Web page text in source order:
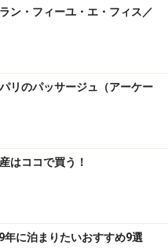
ロケ地が多く集まってい
働いていたカフェ、通っ
ーやグッズが飾られてい
れます。メリーゴーラウ
前の広場の麓も、映画の
ので、アメリファンは必
ーラン Café des
ン・フィーユ・エ・フィス／
リのパッサージュ（アーケー
はココで買う！
年に泊まりたいおすすめ9選